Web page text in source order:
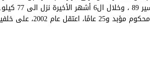
عام 2002، على خلفية أحداث مخيم جنين.